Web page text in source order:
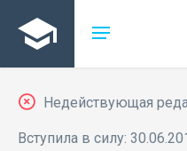
Недействующая
Вступила в силу: